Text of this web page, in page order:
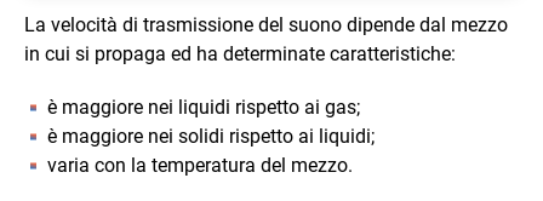
La velocità di trasmissione del suono dipende dal mezzo
in cui si propaga ed ha determinate caratteristiche:
è maggiore nei liquidi rispetto ai gas;
è maggiore nei solidi rispetto ai liquidi;
varia con la temperatura del mezzo.